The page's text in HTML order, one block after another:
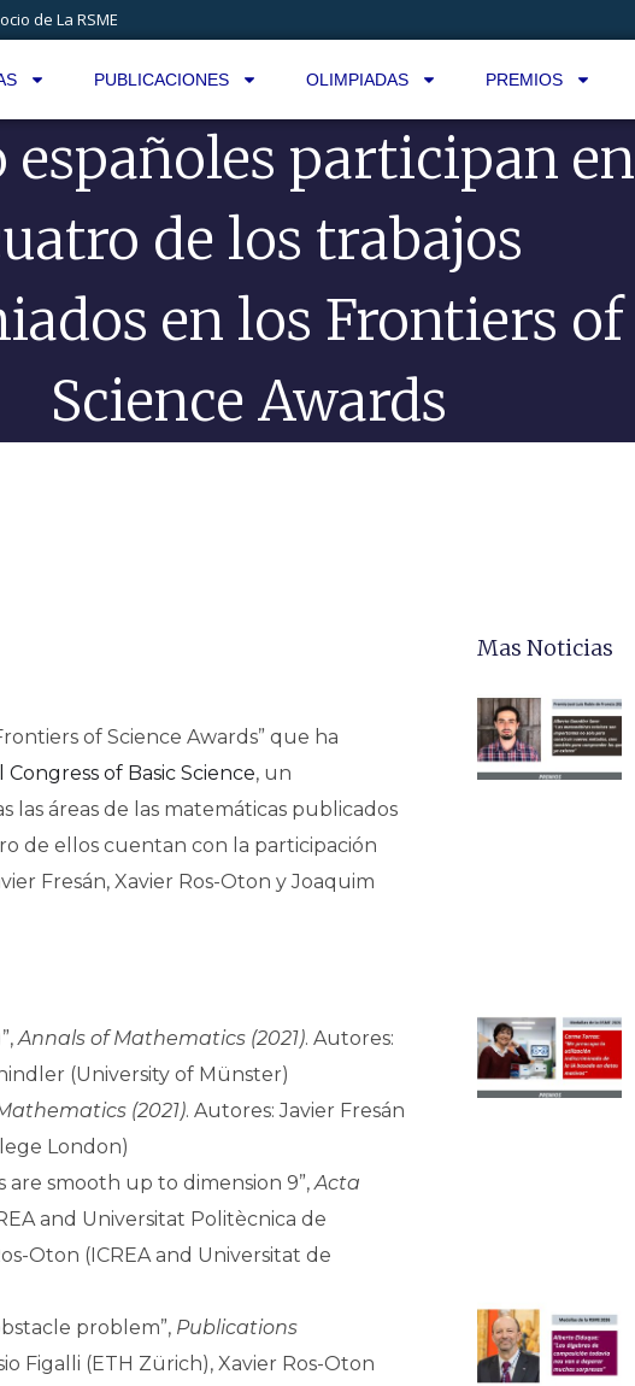
de La RSME
PUBLICACIONES OLIMPIADAS PREMIOS
españoles participan en
de los trabajos
en los Frontiers of
Science Awards
of Science Awards” que ha
of Basic Science, un
las áreas de las matemáticas publicados
de ellos cuentan con la participación
Fresán, Xavier Ros-Oton y Joaquim
Annals of Mathematics (2021). Autores:
(University of Münster)
(2021). Autores: Javier Fresán
London)
are smooth up to dimension 9”,Acta
and Universitat Politècnica de
Oton (ICREA and Universitat de
problem”, Publications
Figalli (ETH Zürich), Xavier Ros-Oton
Mas Noticias